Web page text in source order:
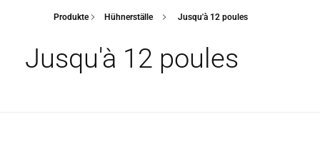
Produkte Hühnerställe Jusqu'à 12 poules
Jusqu'à 12 poules